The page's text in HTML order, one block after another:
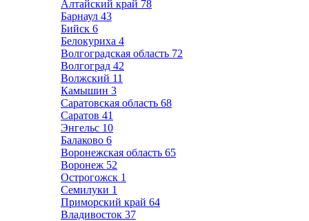
Алтайский край 78
Барнаул 43
Бийск 6
Белокуриха 4
Волгоградская область 72
Волгоград 42
Волжский 11
Камышин 3
Саратовская область 68
Саратов 41
Энгельс 10
Балаково 6
Воронежская область 65
Воронеж 52
Острогожск 1
Семилуки 1
Приморский край 64
Владивосток 37